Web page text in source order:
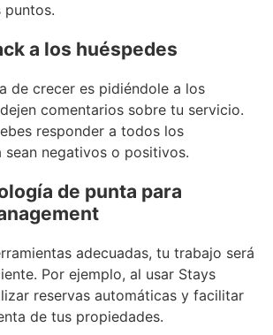
puntos.
a los huéspedes
de crecer es pidiéndole a los
comentarios sobre tu servicio.
responder a todos los
sean negativos o positivos.
de punta para
adecuadas, tu trabajo será
Por ejemplo, al usar Stays
reservas automáticas y facilitar
de tus propiedades.